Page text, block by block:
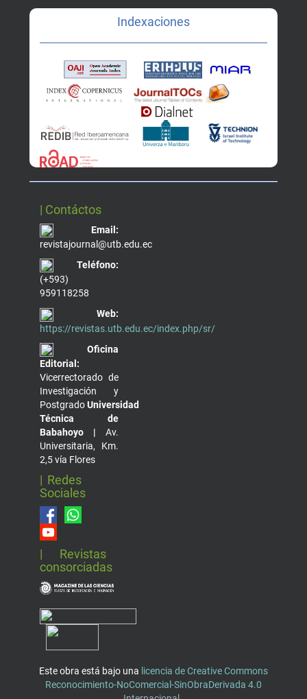
Indexaciones
| Contáctos
Email:
revistajournal@utb.edu.ec
Teléfono:
(+593)
959118258
Web:
https://revistas.utb.edu.ec/index.php/sr/
Oficina
Editorial:
Vicerrectorado de
Investigación y
PostgradoUniversidad
Técnica de
Babahoyo | Av.
Universitaria, Km.
2,5 vía Flores
| Redes
Sociales
| Revistas
consorciadas
Este obra está bajo una licencia de Creative Commons
Reconocimiento-NoComercial-SinObraDerivada 4.0